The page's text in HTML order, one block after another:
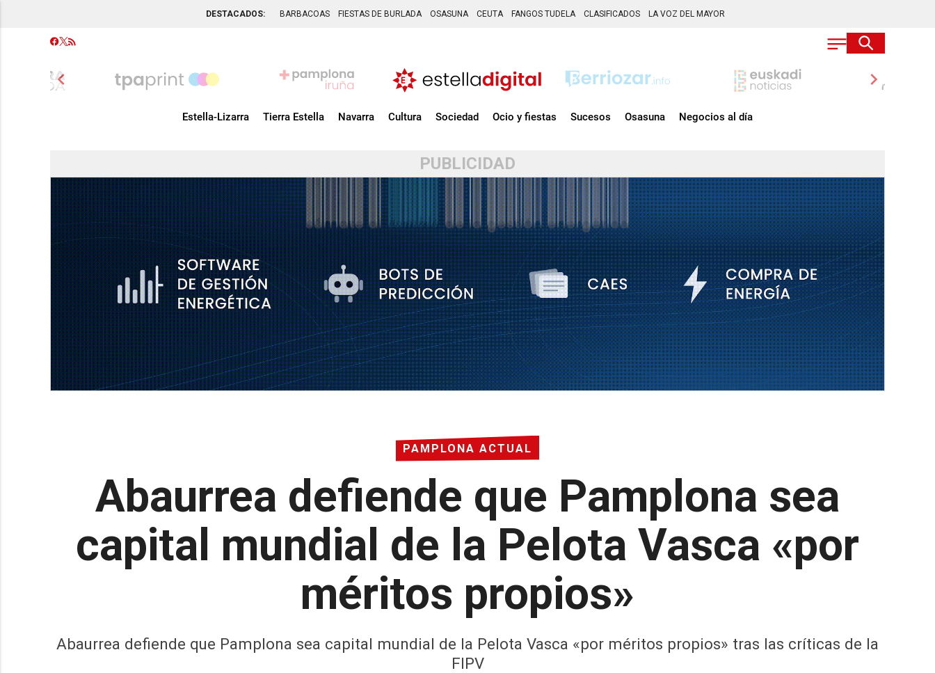
DESTACADOS: BARBACOAS FIESTAS DE BURLADA OSASUNA CEUTA FANGOS TUDELA CLASIFICADOS LA VOZ DEL MAYOR
chevron_left chevron_right
Estella-Lizarra Tierra Estella Navarra Cultura Sociedad Ocio y fiestas Sucesos Osasuna Negocios al día
PUBLICIDAD
PAMPLONA ACTUAL
Abaurrea defiende que Pamplona sea
capital mundial de la Pelota Vasca «por
méritos propios»
Abaurrea defiende que Pamplona sea capital mundial de la Pelota Vasca «por méritos propios» tras las críticas de la
FIPV